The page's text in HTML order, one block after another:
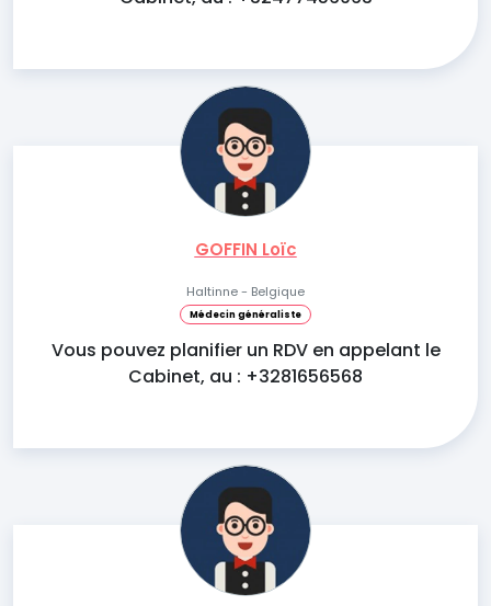
GOFFIN Loïc
Haltinne - Belgique
Médecin généraliste
Vous pouvez planifier un RDV en appelant le
Cabinet, au : +3281656568